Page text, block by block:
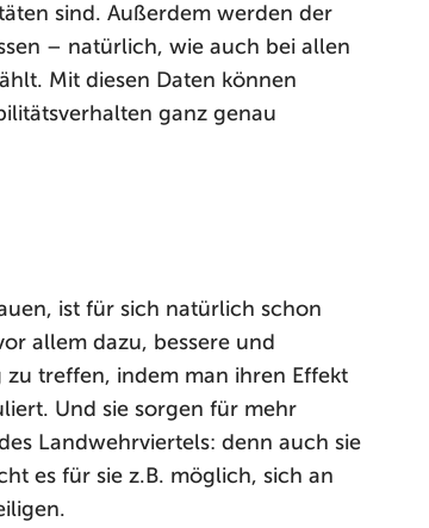
sind. Außerdem werden der
– natürlich, wie auch bei allen
Mit diesen Daten können
ganz genau
ist für sich natürlich schon
allem dazu, bessere und
treffen, indem man ihren Effekt
Und sie sorgen für mehr
Landwehrviertels: denn auch sie
es für sie z.B. möglich, sich an